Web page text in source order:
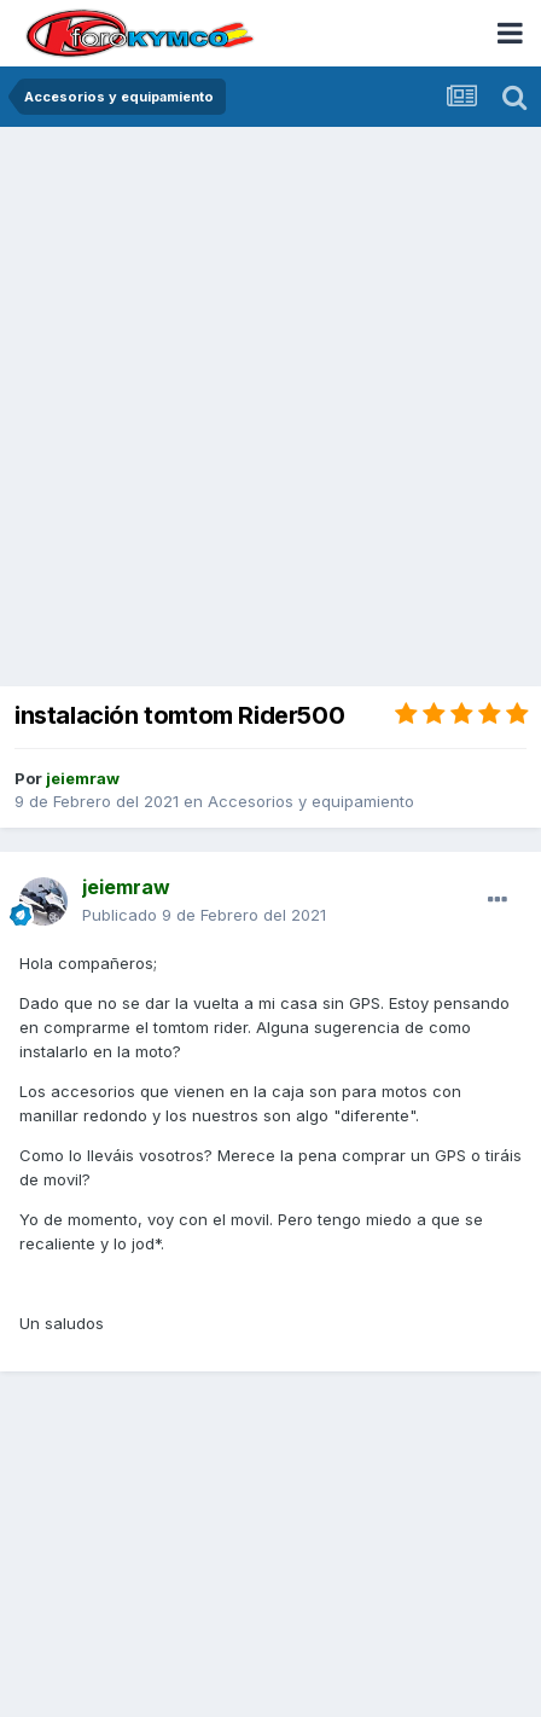
Accesorios y equipamiento
instalación tomtom Rider500
Por jeiemraw
9 de Febrero del 2021 en Accesorios y equipamiento
jeiemraw
Publicado 9 de Febrero del 2021
Hola compañeros;
Dado que no se dar la vuelta a mi casa sin GPS. Estoy pensando
en comprarme el tomtom rider. Alguna sugerencia de como
instalarlo en la moto?
Los accesorios que vienen en la caja son para motos con
manillar redondo y los nuestros son algo "diferente".
Como lo lleváis vosotros? Merece la pena comprar un GPS o tiráis
de movil?
Yo de momento, voy con el movil. Pero tengo miedo a que se
recaliente y lo jod*.
Un saludos